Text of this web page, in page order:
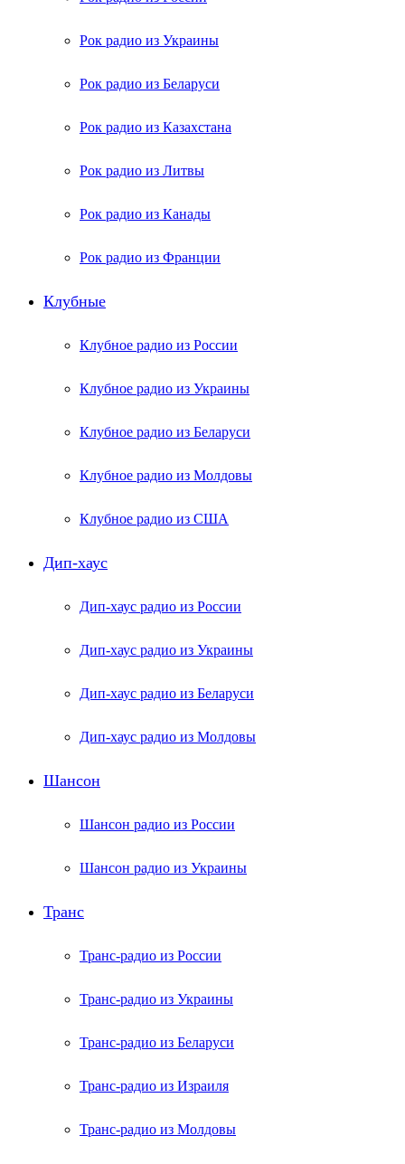
Рок радио из Украины
Рок радио из Беларуси
Рок радио из Казахстана
Рок радио из Литвы
Рок радио из Канады
Рок радио из Франции
Клубные
Клубное радио из России
Клубное радио из Украины
Клубное радио из Беларуси
Клубное радио из Молдовы
Клубное радио из США
Дип-хаус
Дип-хаус радио из России
Дип-хаус радио из Украины
Дип-хаус радио из Беларуси
Дип-хаус радио из Молдовы
Шансон
Шансон радио из России
Шансон радио из Украины
Транс
Транс-радио из России
Транс-радио из Украины
Транс-радио из Беларуси
Транс-радио из Израиля
Транс-радио из Молдовы